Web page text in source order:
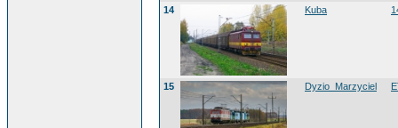
14 Kuba
15 Dyzio_Marzyciel